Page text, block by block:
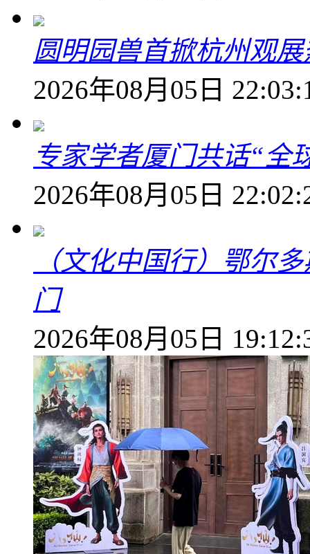
圆明园兽首掀杭州观
2026年08月05日
专家学者厦门共话“全
2026年08月05日
（文化中国行）鄂尔
门
2026年08月05日